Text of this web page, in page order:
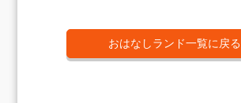
おはなしランド一覧に戻る